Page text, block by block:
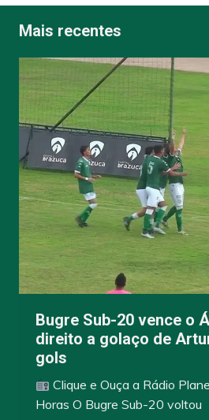
Mais recentes
Bugre Sub-20 vence o
direito a golaço de
gols
Clique e Ouça a Rádio
Horas O Bugre Sub-20 voltou